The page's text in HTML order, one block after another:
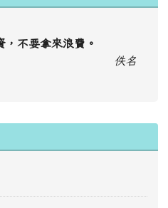
，不要拿來浪費。
佚名